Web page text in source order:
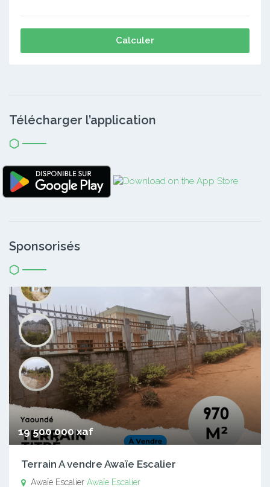
Calculer
Télécharger l’application
Sponsorisés
19 500 000 xaf
Terrain A vendre Awaïe Escalier
Awaïe Escalier Awaïe Escalier